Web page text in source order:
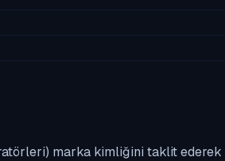
marka kimliğini taklit